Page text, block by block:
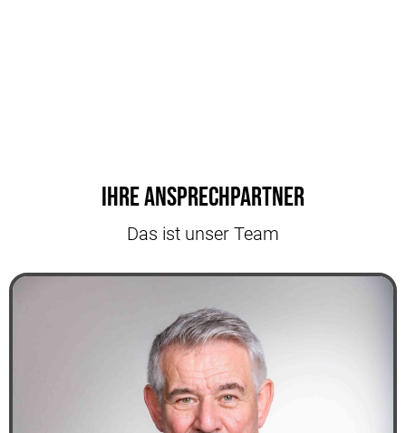
Ihre Ansprechpartner
Das ist unser Team